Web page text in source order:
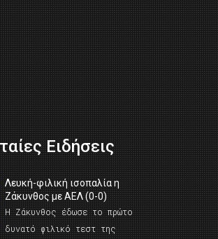
Ειδήσεις
Λευκή-φιλική ισοπαλία η
Ζάκυνθος με ΑΕΛ (0-0)
Η Ζάκυνθος έδωσε το πρώτο
δυνατό φιλικό τεστ της